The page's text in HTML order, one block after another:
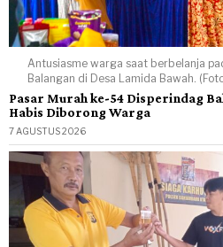
Antusiasme warga saat berbelanja
Balangan di Desa Lamida Bawah.
Pasar Murah ke-54 Disperindag
Habis Diborong Warga
7 AGUSTUS 2026